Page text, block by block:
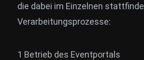
die dabei im Einzelnen
Verarbeitungsprozesse:
1 Betrieb des Eventportals